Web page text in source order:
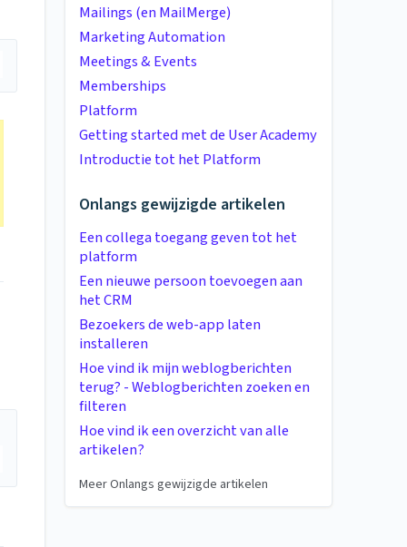
Mailings (en MailMerge)
Marketing Automation
Meetings & Events
Memberships
Platform
Getting started met de User Academy
Introductie tot het Platform
Onlangs gewijzigde artikelen
Een collega toegang geven tot het
platform
Een nieuwe persoon toevoegen aan
het CRM
Bezoekers de web-app laten
installeren
Hoe vind ik mijn weblogberichten
terug? - Weblogberichten zoeken en
filteren
Hoe vind ik een overzicht van alle
artikelen?
Meer Onlangs gewijzigde artikelen